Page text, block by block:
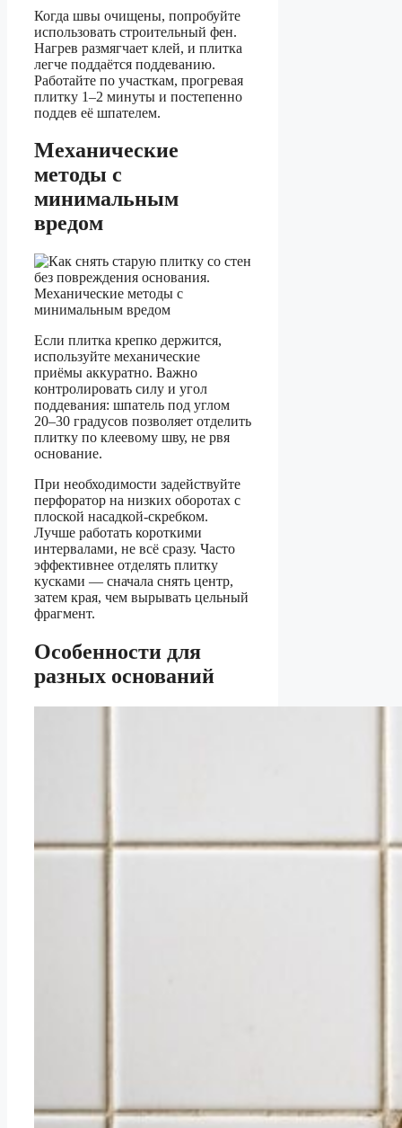
Когда швы очищены, попробуйте
использовать строительный фен.
Нагрев размягчает клей, и плитка
легче поддаётся поддеванию.
Работайте по участкам, прогревая
плитку 1–2 минуты и постепенно
поддев её шпателем.
Механические
методы с
минимальным
вредом
Если плитка крепко держится,
используйте механические
приёмы аккуратно. Важно
контролировать силу и угол
поддевания: шпатель под углом
20–30 градусов позволяет отделить
плитку по клеевому шву, не рвя
основание.
При необходимости задействуйте
перфоратор на низких оборотах с
плоской насадкой-скребком.
Лучше работать короткими
интервалами, не всё сразу. Часто
эффективнее отделять плитку
кусками — сначала снять центр,
затем края, чем вырывать цельный
фрагмент.
Особенности для
разных оснований